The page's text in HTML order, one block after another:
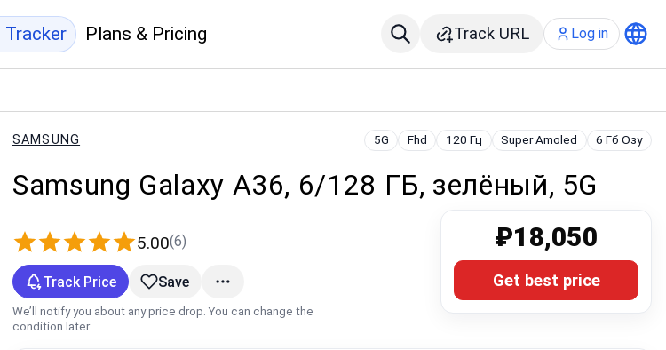
Tracker Plans & Pricing Track URL Log in
SAMSUNG 5G Fhd 120 Гц Super Amoled 6 Гб Озу
Samsung Galaxy A36, 6/128 ГБ, зелёный, 5G
5.00(6) ₽18,050
Get best price
Track Price Save
We’ll notify you about any price drop. You can change the
condition later.